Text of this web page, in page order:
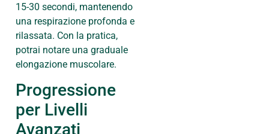
15-30 secondi, mantenendo
una respirazione profonda e
rilassata. Con la pratica,
potrai notare una graduale
elongazione muscolare.
Progressione
per Livelli
Avanzati